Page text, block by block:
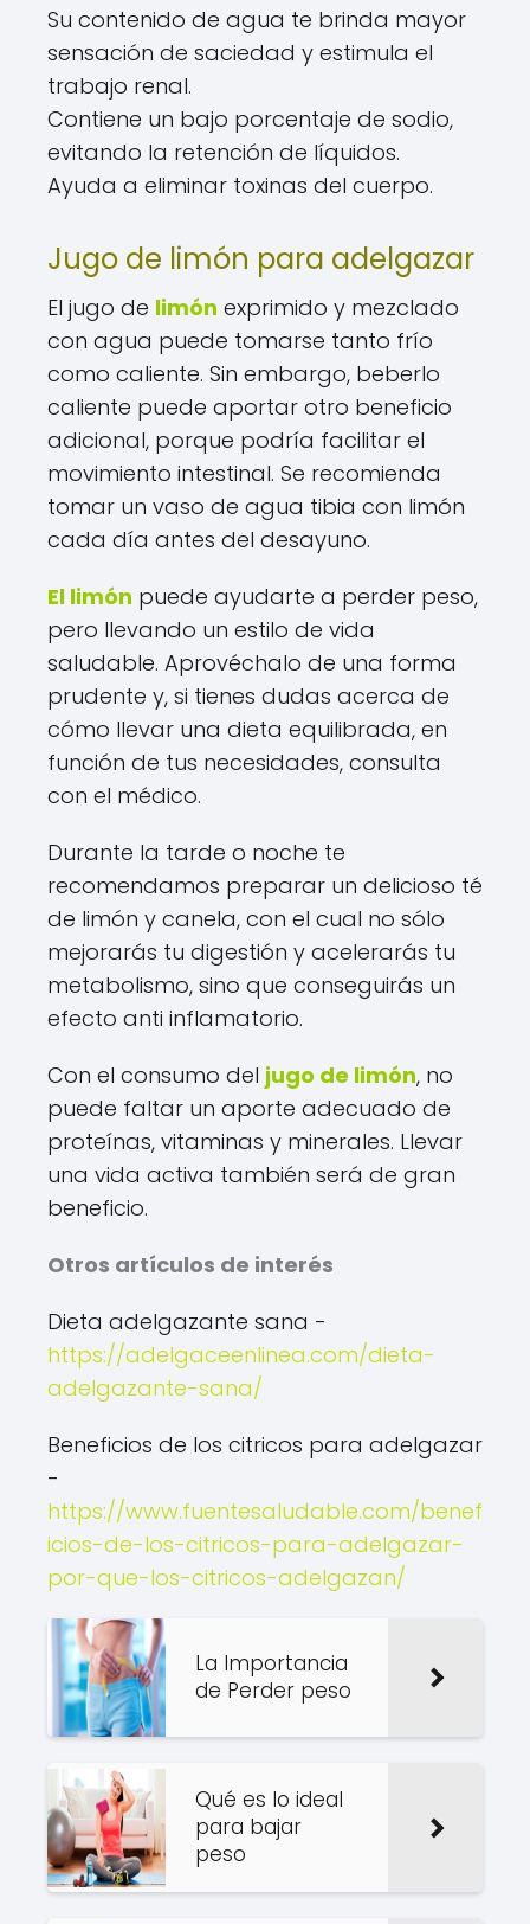
Su contenido de agua te brinda mayor
sensación de saciedad y estimula el
trabajo renal.
Contiene un bajo porcentaje de sodio,
evitando la retención de líquidos.
Ayuda a eliminar toxinas del cuerpo.
Jugo de limón para adelgazar
El jugo de limón exprimido y mezclado
con agua puede tomarse tanto frío
como caliente. Sin embargo, beberlo
caliente puede aportar otro beneficio
adicional, porque podría facilitar el
movimiento intestinal. Se recomienda
tomar un vaso de agua tibia con limón
cada día antes del desayuno.
El limón puede ayudarte a perder peso,
pero llevando un estilo de vida
saludable. Aprovéchalo de una forma
prudente y, si tienes dudas acerca de
cómo llevar una dieta equilibrada, en
función de tus necesidades, consulta
con el médico.
Durante la tarde o noche te
recomendamos preparar un delicioso té
de limón y canela, con el cual no sólo
mejorarás tu digestión y acelerarás tu
metabolismo, sino que conseguirás un
efecto anti inflamatorio.
Con el consumo del jugo de limón, no
puede faltar un aporte adecuado de
proteínas, vitaminas y minerales. Llevar
una vida activa también será de gran
beneficio.
Otros artículos de interés
Dieta adelgazante sana -
https://adelgaceenlinea.com/dieta-
adelgazante-sana/
Beneficios de los citricos para adelgazar
-
https://www.fuentesaludable.com/benef
icios-de-los-citricos-para-adelgazar-
por-que-los-citricos-adelgazan/
La Importancia
de Perder peso
Qué es lo ideal
para bajar
peso